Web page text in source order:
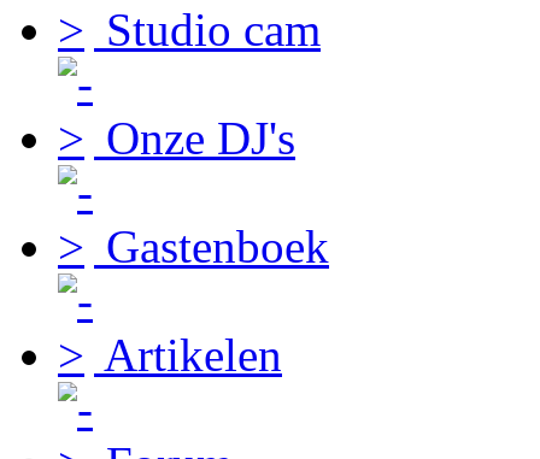
Studio cam
Onze DJ's
Gastenboek
Artikelen